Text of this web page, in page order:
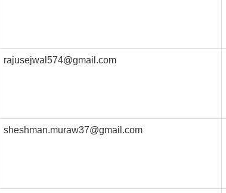
rajusejwal574@gmail.com
sheshman.muraw37@gmail.com